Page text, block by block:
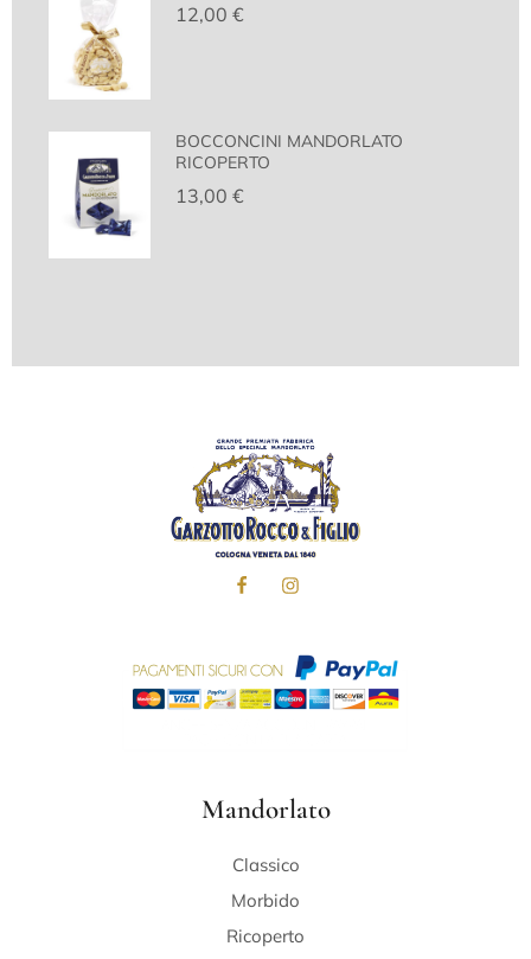
12,00€
BOCCONCINI MANDORLATO
RICOPERTO
13,00€
Mandorlato
Classico
Morbido
Ricoperto